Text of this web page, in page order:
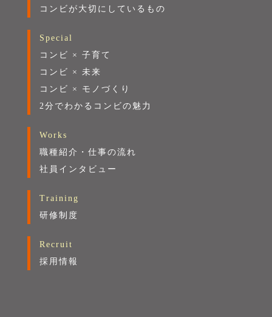
コンビが大切にしているもの
Special
コンビ × 子育て
コンビ × 未来
コンビ × モノづくり
2分でわかるコンビの魅力
Works
職種紹介・仕事の流れ
社員インタビュー
Training
研修制度
Recruit
採用情報